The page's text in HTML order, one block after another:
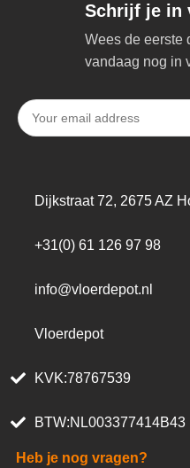
Schrijf je in
Wees de eerste
vandaag nog in
Dijkstraat 72, 2675 AZ
+31(0) 61 126 97 98
info@vloerdepot.nl
Vloerdepot
KVK:78767539
BTW:NL003377414B43
Heb je nog vragen?